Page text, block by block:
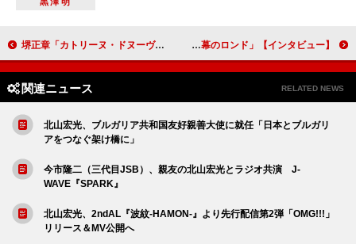
堺正章「カトリーヌ・ドヌーヴさんに毎日プレゼントを」世界的映画スターのハートをつかんだ初共演『SPIRIT WORLD -スピリットワールド-』【インタビュー】 中村ゆり「草なぎ剛さんは包容力があって“人の痛み”が分かる方」 ドラマ「終幕のロンド」【インタビュー】
関連ニュース RELATED NEWS
北山宏光、ブルガリア共和国友好親善大使に就任「日本とブルガリ
アをつなぐ架け橋に」
今市隆二（三代目JSB）、親友の北山宏光とラジオ共演 J-
WAVE『SPARK』
北山宏光、2ndAL『波紋-HAMON-』より先行配信第2弾「OMG!!!」
リリース＆MV公開へ